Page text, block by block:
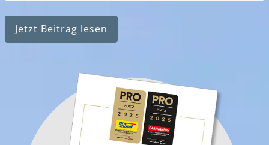
Jetzt Beitrag lesen